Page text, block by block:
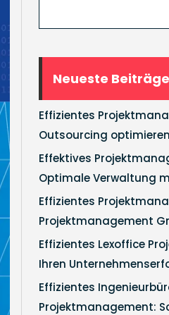
Neueste Beiträge
Effizientes
Outsourcing optimieren
Effektives
Optimale Verwaltung
Effizientes
Projektmanagement
Effizientes Lexoffice
Ihren
Effizientes
Projektmanagement: